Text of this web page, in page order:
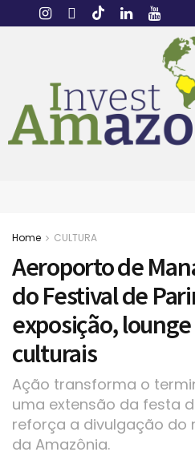
Home CULTURA
Aeroporto de
do Festival de
exposição,
culturais
Ação transforma o
uma extensão da festa
reforça a divulgação do
da Amazônia.